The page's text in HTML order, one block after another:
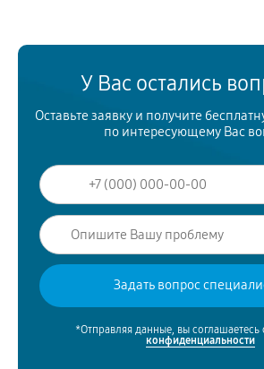
У Вас остались
Оставьте заявку и получите
по интересующему Вас
*Отправляя данные, вы соглашаетесь
конфиденциальности